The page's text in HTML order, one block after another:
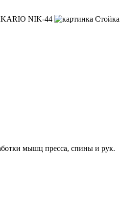
мышц пресса, спины и рук.